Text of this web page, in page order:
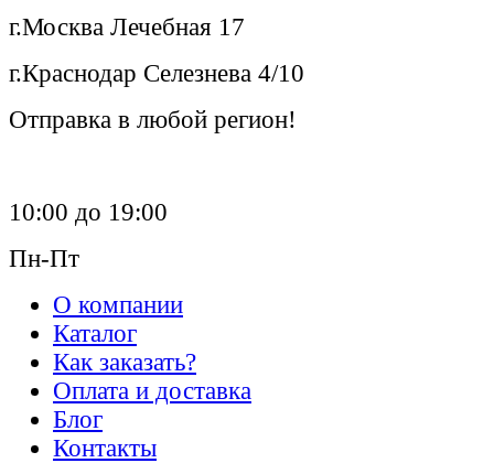
г.Москва Лечебная 17
г.Краснодар Селезнева 4/10
Отправка в любой регион!
10:00 до 19:00
Пн-Пт
О компании
Каталог
Как заказать?
Оплата и доставка
Блог
Контакты